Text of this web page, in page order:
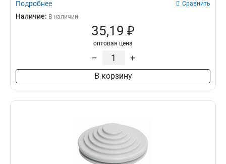
Подробнее Сравнить
Наличие: В наличии
35,19 ₽
оптовая цена
– +
В корзину